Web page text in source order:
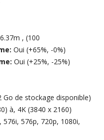
, (100
Oui (+65%, -0%)
Oui (+25%, -25%)
Go de stockage disponible)
à, 4K (3840 x 2160)
576i, 576p, 720p, 1080i,